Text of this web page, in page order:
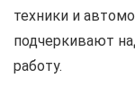
техники и
подчеркивают
работу.